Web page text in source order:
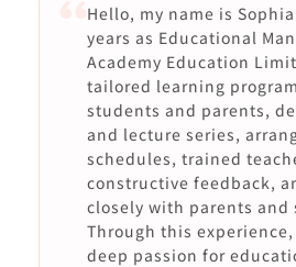
Hello, my name is
years as Educational
Academy Education
tailored learning
students and parents,
and lecture series,
schedules, trained
constructive feedback,
closely with parents and
Through this
deep passion for